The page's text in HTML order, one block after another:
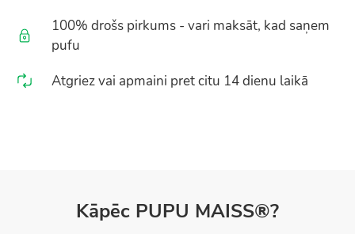
100% drošs pirkums - vari maksāt, kad saņem
pufu
Atgriez vai apmaini pret citu 14 dienu laikā
Kāpēc PUPU MAISS®?